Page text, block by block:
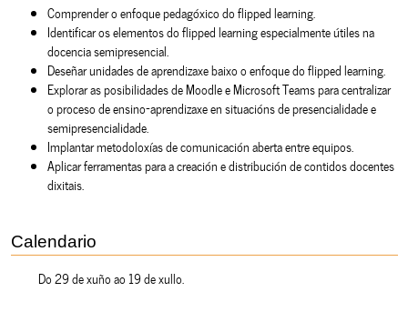
Comprender o enfoque pedagóxico do flipped learning.
Identificar os elementos do flipped learning especialmente útiles na
docencia semipresencial.
Deseñar unidades de aprendizaxe baixo o enfoque do flipped learning.
Explorar as posibilidades de Moodle e Microsoft Teams para centralizar
o proceso de ensino-aprendizaxe en situacións de presencialidade e
semipresencialidade.
Implantar metodoloxías de comunicación aberta entre equipos.
Aplicar ferramentas para a creación e distribución de contidos docentes
dixitais.
Calendario
Do 29 de xuño ao 19 de xullo.